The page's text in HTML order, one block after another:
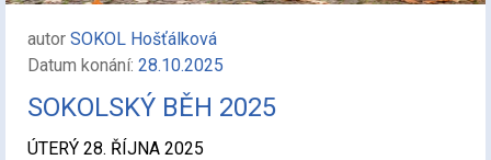
autor SOKOL Hošťálková
Datum konání: 28.10.2025
SOKOLSKÝ BĚH 2025
ÚTERÝ 28. ŘÍJNA 2025